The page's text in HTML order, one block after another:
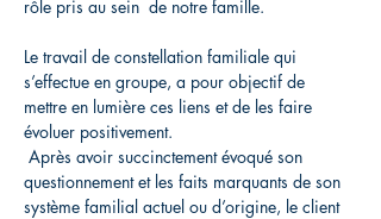
rôle pris au sein  de notre famille.
Le travail de constellation familiale qui
s’effectue en groupe, a pour objectif de
mettre en lumière ces liens et de les faire
évoluer positivement.
questionnement et les faits marquants de son
système familial actuel ou d’origine, le client